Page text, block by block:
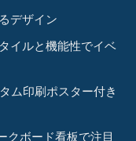
デザイン
イルと機能性でイベ
ム印刷ポスター付き
クボード看板で注目